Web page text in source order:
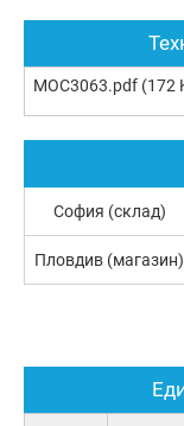
MOC3063.pdf (172
София (склад)
Пловдив (магазин)